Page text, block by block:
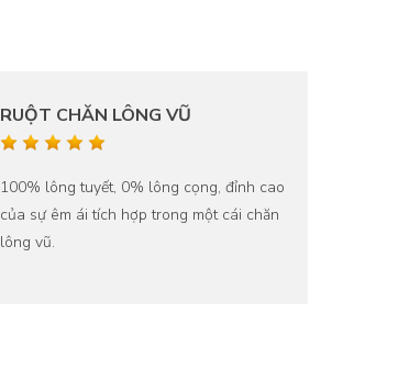
RUỘT CHĂN LÔNG VŨ
100% lông tuyết, 0% lông cọng, đỉnh cao
của sự êm ái tích hợp trong một cái chăn
lông vũ.